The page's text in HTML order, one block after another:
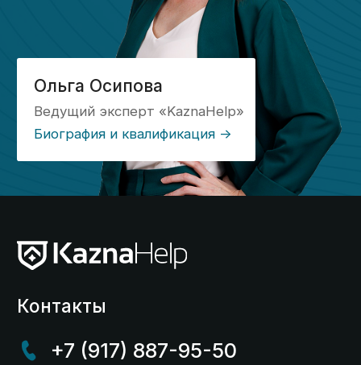
© 2014-2025 Kaznahelp.ru
Казначейское сопровождение субсидий
О компании
Блог
Контакты